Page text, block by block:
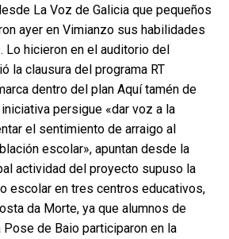
La Voz de Galicia que pequeños
ayer en Vimianzo sus habilidades
Lo hicieron en el auditorio del
la clausura del programa RT
dentro del plan Aquí tamén de
persigue «dar voz a la
el sentimiento de arraigo al
escolar», apuntan desde la
actividad del proyecto supuso la
escolar en tres centros educativos,
da Morte, ya que alumnos de
Pose de Baio participaron en la